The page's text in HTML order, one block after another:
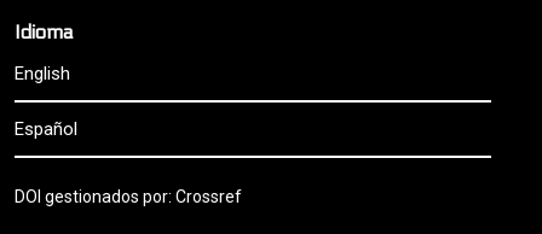
Idioma
English
Español
DOI gestionados por: Crossref